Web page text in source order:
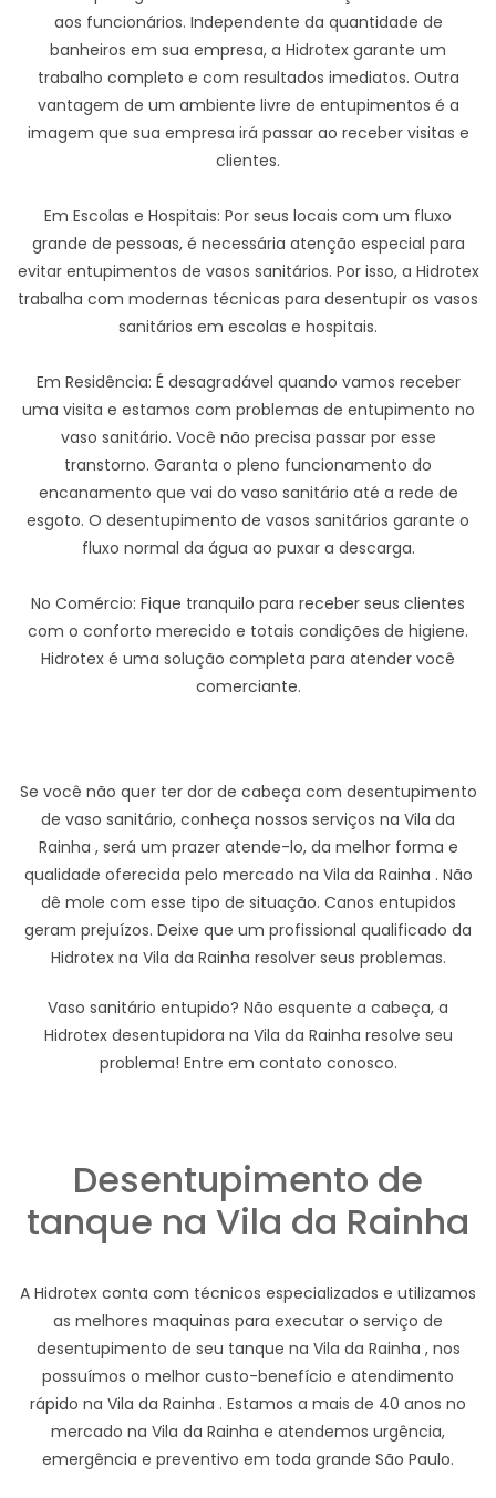
aos funcionários. Independente da quantidade de
banheiros em sua empresa, a Hidrotex garante um
trabalho completo e com resultados imediatos. Outra
vantagem de um ambiente livre de entupimentos é a
imagem que sua empresa irá passar ao receber visitas e
clientes.
Em Escolas e Hospitais: Por seus locais com um fluxo
grande de pessoas, é necessária atenção especial para
evitar entupimentos de vasos sanitários. Por isso, a Hidrotex
trabalha com modernas técnicas para desentupir os vasos
sanitários em escolas e hospitais.
Em Residência: É desagradável quando vamos receber
uma visita e estamos com problemas de entupimento no
vaso sanitário. Você não precisa passar por esse
transtorno. Garanta o pleno funcionamento do
encanamento que vai do vaso sanitário até a rede de
esgoto. O desentupimento de vasos sanitários garante o
fluxo normal da água ao puxar a descarga.
No Comércio: Fique tranquilo para receber seus clientes
com o conforto merecido e totais condições de higiene.
Hidrotex é uma solução completa para atender você
comerciante.
Se você não quer ter dor de cabeça com desentupimento
de vaso sanitário, conheça nossos serviços na Vila da
Rainha , será um prazer atende-lo, da melhor forma e
qualidade oferecida pelo mercado na Vila da Rainha . Não
dê mole com esse tipo de situação. Canos entupidos
geram prejuízos. Deixe que um profissional qualificado da
Hidrotex na Vila da Rainha resolver seus problemas.
Vaso sanitário entupido? Não esquente a cabeça, a
Hidrotex desentupidora na Vila da Rainha resolve seu
problema! Entre em contato conosco.
Desentupimento de
tanque na Vila da Rainha
A Hidrotex conta com técnicos especializados e utilizamos
as melhores maquinas para executar o serviço de
desentupimento de seu tanque na Vila da Rainha , nos
possuímos o melhor custo-benefício e atendimento
rápido na Vila da Rainha . Estamos a mais de 40 anos no
mercado na Vila da Rainha e atendemos urgência,
emergência e preventivo em toda grande São Paulo.